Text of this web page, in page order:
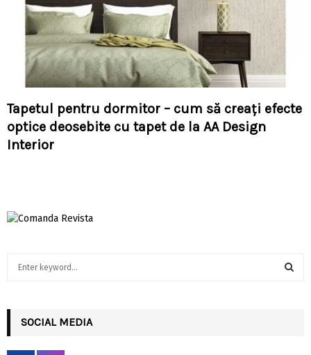
Tapetul pentru dormitor – cum să creați efecte
optice deosebite cu tapet de la AA Design
Interior
h
f
SOCIAL MEDIA